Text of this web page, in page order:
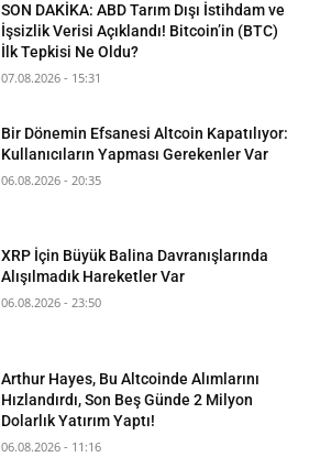
SON DAKİKA: ABD Tarım Dışı İstihdam ve
İşsizlik Verisi Açıklandı! Bitcoin’in (BTC)
İlk Tepkisi Ne Oldu?
07.08.2026 - 15:31
Bir Dönemin Efsanesi Altcoin Kapatılıyor:
Kullanıcıların Yapması Gerekenler Var
06.08.2026 - 20:35
XRP İçin Büyük Balina Davranışlarında
Alışılmadık Hareketler Var
06.08.2026 - 23:50
Arthur Hayes, Bu Altcoinde Alımlarını
Hızlandırdı, Son Beş Günde 2 Milyon
Dolarlık Yatırım Yaptı!
06.08.2026 - 11:16